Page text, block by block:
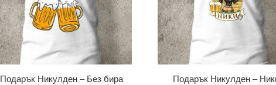
Подарък Никулден – Без бира
Подарък Никулден –